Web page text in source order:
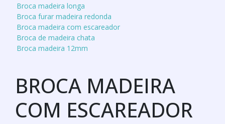
Broca madeira longa
Broca furar madeira redonda
Broca madeira com escareador
Broca de madeira chata
Broca madeira 12mm
BROCA MADEIRA
COM ESCAREADOR